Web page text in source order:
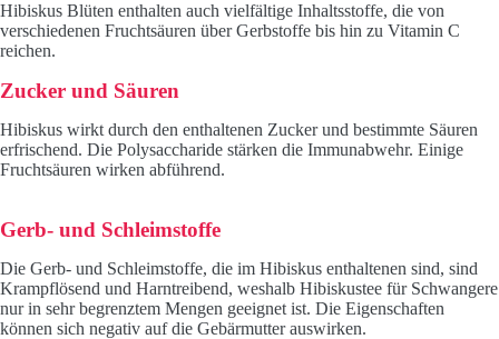
Hibiskus Blüten enthalten auch vielfältige Inhaltsstoffe, die von
verschiedenen Fruchtsäuren über Gerbstoffe bis hin zu Vitamin C
reichen.
Zucker und Säuren
Hibiskus wirkt durch den enthaltenen Zucker und bestimmte Säuren
erfrischend. Die Polysaccharide stärken die Immunabwehr. Einige
Fruchtsäuren wirken abführend.
Gerb- und Schleimstoffe
Die Gerb- und Schleimstoffe, die im Hibiskus enthaltenen sind, sind
Krampflösend und Harntreibend, weshalb Hibiskustee für Schwangere
nur in sehr begrenztem Mengen geeignet ist. Die Eigenschaften
können sich negativ auf die Gebärmutter auswirken.